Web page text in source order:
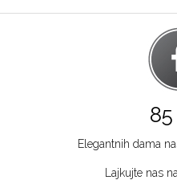
85
Elegantnih dama
Lajkujte nas